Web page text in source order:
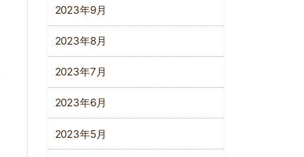
2023年9月
2023年8月
2023年7月
2023年6月
2023年5月